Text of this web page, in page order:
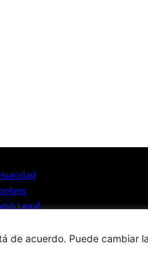
de acuerdo. Puede cambiar
Legal